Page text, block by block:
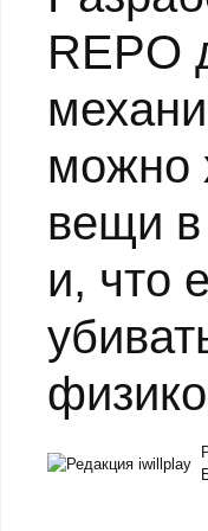
REPO
можно
вещи
и, что